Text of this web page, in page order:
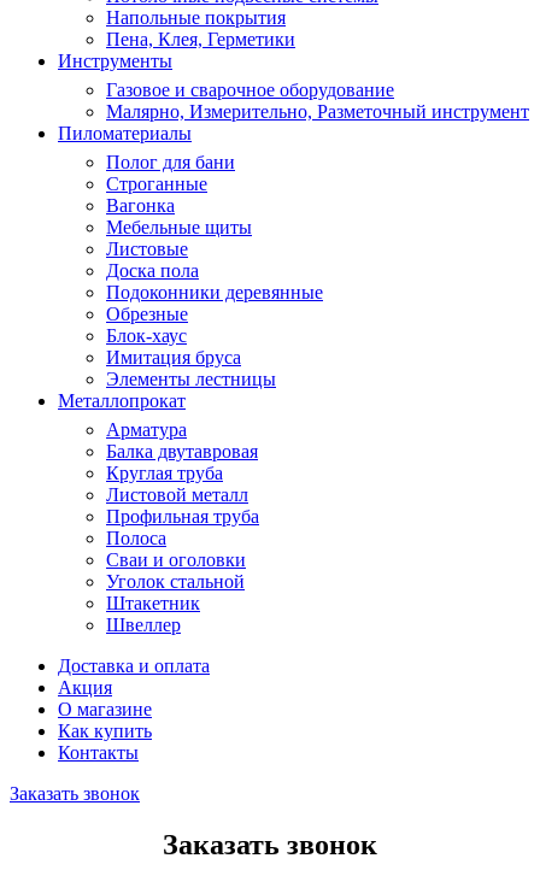
Напольные покрытия
Пена, Клея, Герметики
Инструменты
Газовое и сварочное оборудование
Малярно, Измерительно, Разметочный инструмент
Пиломатериалы
Полог для бани
Строганные
Вагонка
Мебельные щиты
Листовые
Доска пола
Подоконники деревянные
Обрезные
Блок-хаус
Имитация бруса
Элементы лестницы
Металлопрокат
Арматура
Балка двутавровая
Круглая труба
Листовой металл
Профильная труба
Полоса
Сваи и оголовки
Уголок стальной
Штакетник
Швеллер
Доставка и оплата
Акция
О магазине
Как купить
Контакты
Заказать звонок
Заказать звонок